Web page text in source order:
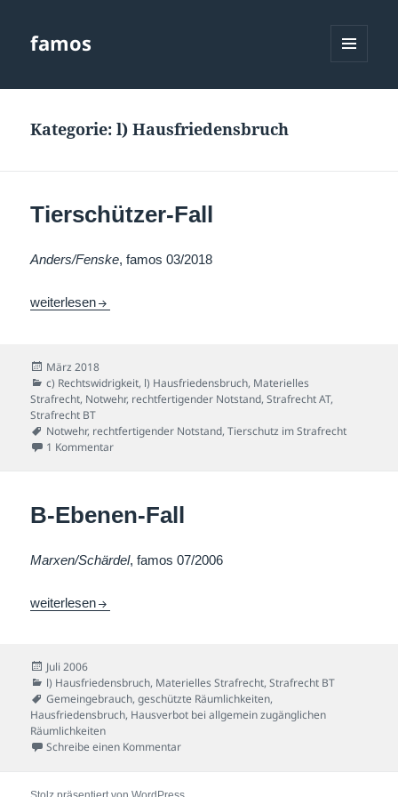
famos
Kategorie:l) Hausfriedensbruch
Tierschützer-Fall
Anders/Fenske, famos 03/2018
Tierschützer-Fall
weiterlesen
Veröffentlicht
am
März 2018
Kategorien
c) Rechtswidrigkeit, l) Hausfriedensbruch, Materielles
Strafrecht, Notwehr, rechtfertigender Notstand,Strafrecht AT,
Strafrecht BT
Schlagwörter
Notwehr, rechtfertigender Notstand,Tierschutz im Strafrecht
1 Kommentarzu Tierschützer-Fall
B-Ebenen-Fall
Marxen/Schärdel, famos 07/2006
B-Ebenen-Fall
weiterlesen
Veröffentlicht
am
Juli 2006
Kategorien
l) Hausfriedensbruch, Materielles Strafrecht,Strafrecht BT
Schlagwörter
Gemeingebrauch,geschützte Räumlichkeiten,
Hausfriedensbruch, Hausverbot bei allgemein zugänglichen
Räumlichkeiten
Schreibe einen Kommentarzu B-Ebenen-Fall